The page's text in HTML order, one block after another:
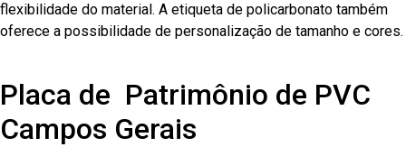
flexibilidade do material. A etiqueta de policarbonato também
oferece a possibilidade de personalização de tamanho e cores.
Placa de Patrimônio de PVC
Campos Gerais